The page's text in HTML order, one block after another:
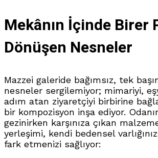
Mekânın İçinde Birer
Dönüşen Nesneler
Mazzei galeride bağımsız, tek
nesneler sergilemiyor; mimariyi,
adım atan ziyaretçiyi birbirine
bir kompozisyon inşa ediyor.
gezinirken karşınıza çıkan
yerleşimi, kendi bedensel
fark etmenizi sağlıyor: